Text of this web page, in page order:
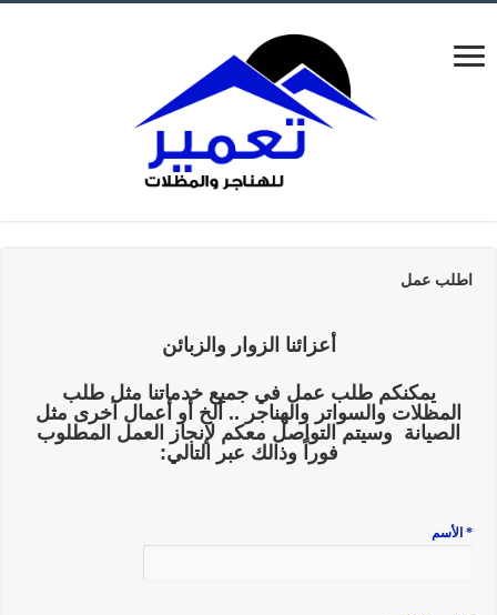
اطلب عمل
أعزائنا الزوار والزبائن
يمكنكم طلب عمل في جميع خدماتنا مثل طلب
المظلات والسواتر والهناجر .. ألخ أو أعمال آخرى مثل
الصيانة وسيتم التواصل معكم لإنجاز العمل المطلوب
فوراً وذالك عبر التالي:
* الأسم